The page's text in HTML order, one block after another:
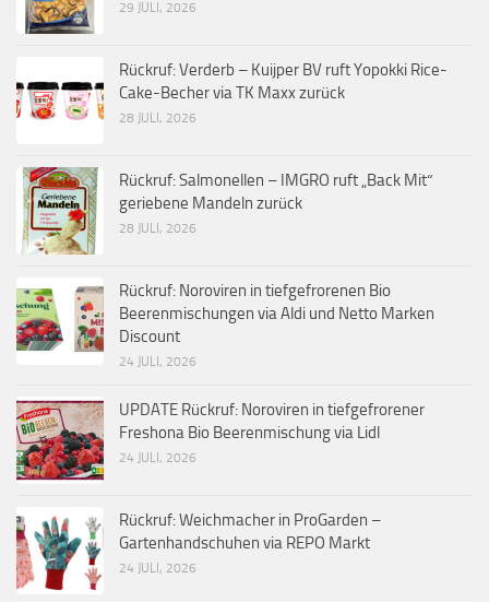
29 JULI, 2026
Rückruf: Verderb – Kuijper BV ruft Yopokki Rice-
Cake-Becher via TK Maxx zurück
28 JULI, 2026
Rückruf: Salmonellen – IMGRO ruft „Back Mit“
geriebene Mandeln zurück
28 JULI, 2026
Rückruf: Noroviren in tiefgefrorenen Bio
Beerenmischungen via Aldi und Netto Marken
Discount
24 JULI, 2026
UPDATE Rückruf: Noroviren in tiefgefrorener
Freshona Bio Beerenmischung via Lidl
24 JULI, 2026
Rückruf: Weichmacher in ProGarden –
Gartenhandschuhen via REPO Markt
24 JULI, 2026